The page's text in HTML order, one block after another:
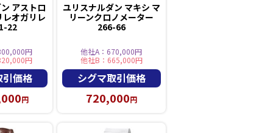
アストロ
レオガリレ
22
円
円
価格
円
ユリスナルダン マキシ マ
リーンクロノメーター
266-66
他社A：670,000円
他社B：665,000円
シグマ取引価格
720,000円